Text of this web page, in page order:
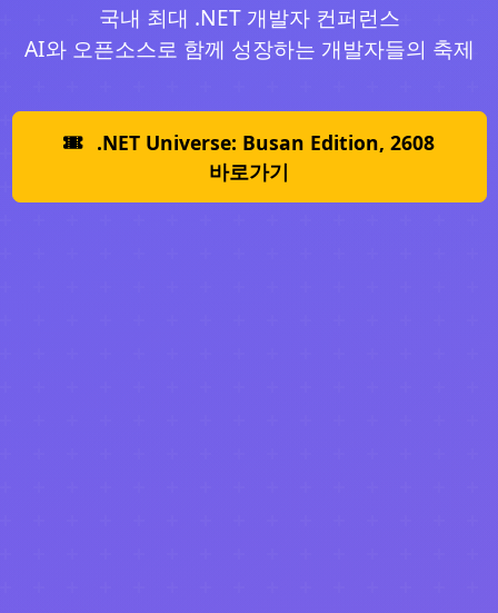
국내 최대 .NET 개발자 컨퍼런스
AI와 오픈소스로 함께 성장하는 개발자들의 축제
.NET Universe: Busan Edition, 2608
바로가기